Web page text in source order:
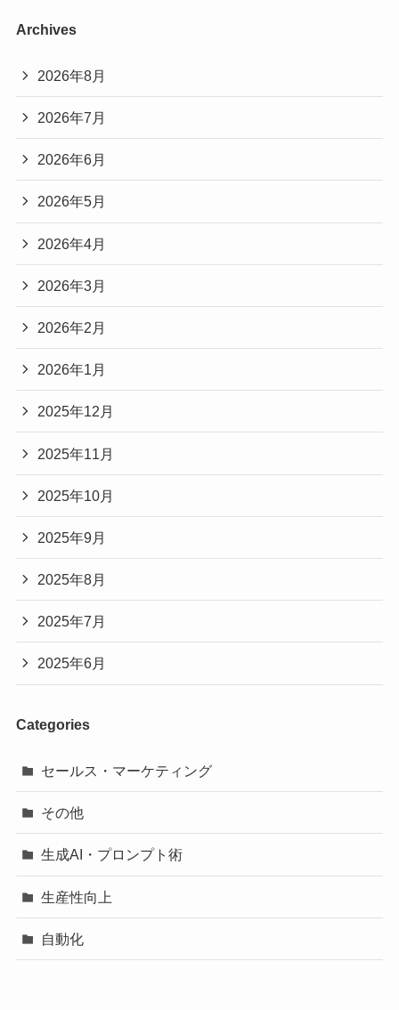
Archives
2026年8月
2026年7月
2026年6月
2026年5月
2026年4月
2026年3月
2026年2月
2026年1月
2025年12月
2025年11月
2025年10月
2025年9月
2025年8月
2025年7月
2025年6月
Categories
セールス・マーケティング
その他
生成AI・プロンプト術
生産性向上
自動化